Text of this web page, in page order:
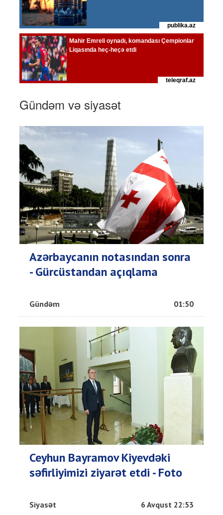
Gündəm və siyasət
Azərbaycanın notasından sonra
- Gürcüstandan açıqlama
Gündəm 01:50
Ceyhun Bayramov Kiyevdəki
səfirliyimizi ziyarət etdi - Foto
Siyasət 6 Avqust 22:53